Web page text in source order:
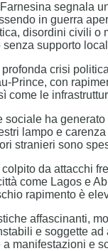
segnala
in guerra
disordini civili o
supporto
crisi
Prince, con
come le
sociale ha
lampo e
stranieri sono
da attacchi
come Lagos e
rapimento è
affascinanti,
e soggette
manifestazioni e